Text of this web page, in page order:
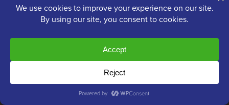
WP Compress クーポン
WP Compress WordPress 画像最適化サービ